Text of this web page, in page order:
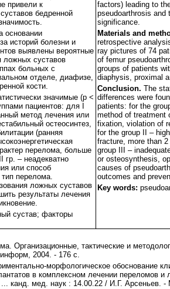
привели к
бедренной
основании
историй болезни и
выявлены вероятные
ложных суставов
больных с
отделе, диафизе,
кости.
значимые (p <
пациентов: для І
метод лечения или
остеосинтез,
(ранняя
перелома, больше
гр. – неадекватно
или способ
тип перелома.
ложных суставов
результаты лечения
сустав; факторы
factors) leading to
pseudoarthrosis and
significance.
Materials and
retrospective
ray pictures of 74
of femur
groups of patients
diaphysis, proximal
Conclusion. The
differences were
patients: for the
method of treatment
fixation, violation of
for the group II –
fracture, more than
group III –
or osteosynthesis,
causes of
outcomes and
Key words:
Организационные, тактические и
2004. - 176 с.
морфологическое обоснование
в комплексном лечении переломов
... канд. мед. наук : 14.00.22 / И.Г. Арсеньев.